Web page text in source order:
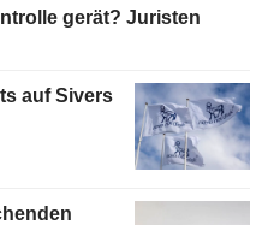
gerät? Juristen
auf Sivers